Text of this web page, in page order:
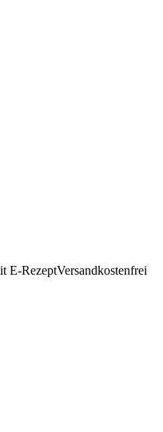
E-RezeptVersandkostenfrei